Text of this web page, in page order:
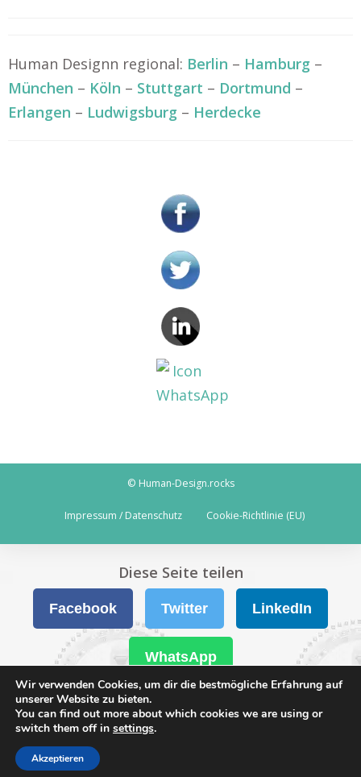
Human Designn regional: Berlin – Hamburg –
München – Köln – Stuttgart – Dortmund –
Erlangen – Ludwigsburg – Herdecke
© Human-Design.rocks
Impressum / Datenschutz Cookie-Richtlinie (EU)
Wir verwenden Cookies, um dir die bestmögliche Erfahrung auf
unserer Website zu bieten.
You can find out more about which cookies we are using or
switch them off in settings.
Akzeptieren
Diese Seite teilen
Facebook Twitter LinkedIn
WhatsApp